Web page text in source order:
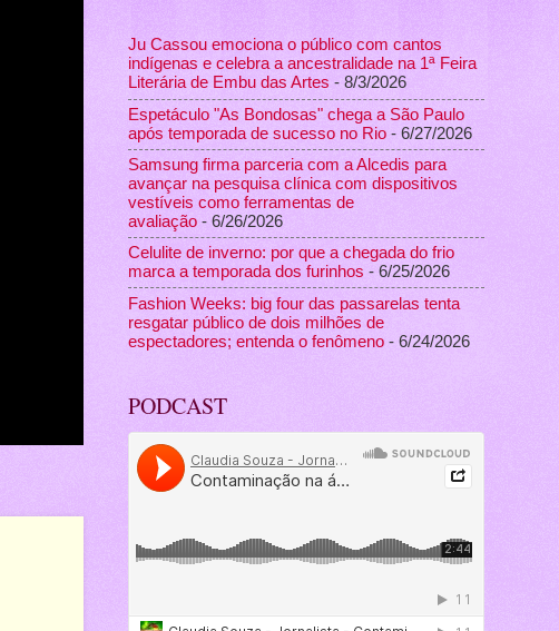
Ju Cassou emociona o público com cantos
indígenas e celebra a ancestralidade na 1ª Feira
Literária de Embu das Artes - 8/3/2026
Espetáculo "As Bondosas" chega a São Paulo
após temporada de sucesso no Rio - 6/27/2026
Samsung firma parceria com a Alcedis para
avançar na pesquisa clínica com dispositivos
vestíveis como ferramentas de
avaliação - 6/26/2026
Celulite de inverno: por que a chegada do frio
marca a temporada dos furinhos - 6/25/2026
Fashion Weeks: big four das passarelas tenta
resgatar público de dois milhões de
espectadores; entenda o fenômeno - 6/24/2026
PODCAST